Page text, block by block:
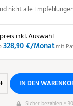
nicht alle
inkl. Auswahl
328,90 €/Monat mit
IN DEN
Sicher bezahlen •